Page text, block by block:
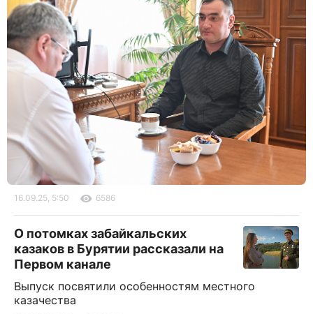
16.09.25, 5:50 6586
О потомках забайкальских
казаков в Бурятии рассказали на
Первом канале
Выпуск посвятили особенностям местного
казачества